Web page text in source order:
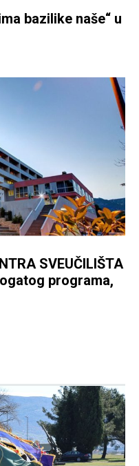
bazilike naše“ u
SVEUČILIŠTA
programa,